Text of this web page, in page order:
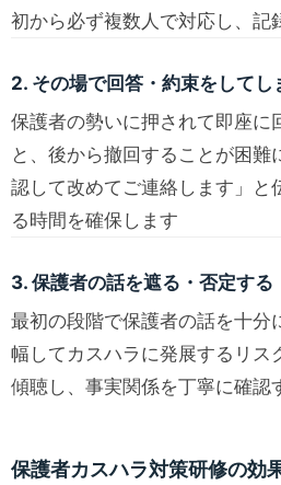
初から必ず複数人で対応し、記
2. その場で回答・約束をしてし
保護者の勢いに押されて即座に
と、後から撤回することが困難
認して改めてご連絡します」と
る時間を確保します
3. 保護者の話を遮る・否定する
最初の段階で保護者の話を十分
幅してカスハラに発展するリス
傾聴し、事実関係を丁寧に確認
保護者カスハラ対策研修の効